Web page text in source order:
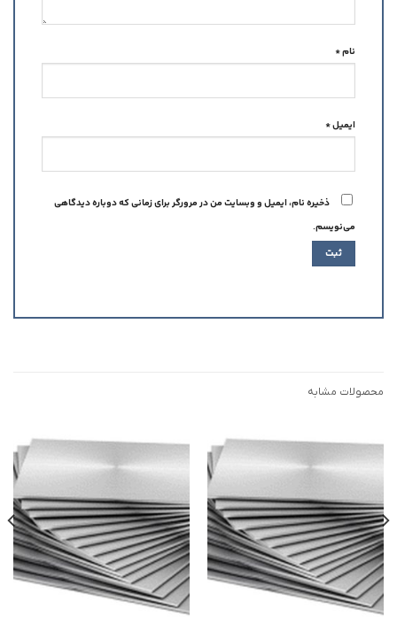
نام*
ایمیل*
ذخیره نام، ایمیل و وبسایت من در مرورگر برای زمانی که دوباره دیدگاهی
می‌نویسم.
محصولات مشابه